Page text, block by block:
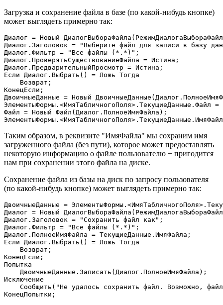
Загрузка и сохранение файла в базе (по какой-нибудь кнопке)
может выглядеть примерно так:
Диалог = Новый
Диалог.Заголовок = "Выберите файл для записи в базу
Диалог.Фильтр = "Все файлы (*.*)";
Диалог.ПроверятьСуществованиеФайла = Истина;
Диалог.ПредварительныйПросмотр = Истина;
Если Диалог.Выбрать() = Ложь Тогда
    Возврат;
КонецЕсли;
ДвоичныеДанные = Новый
ЭлементыФормы.<ИмяТабличногоПоля>.ТекущиеДанные.Файл
Файл = Новый Файл(Диалог.ПолноеИмяФайла);
Таким образом, в реквизите "ИмяФайла" мы сохраним имя
загруженного файла (без пути), которое может предоставлять
некоторую информацию о файле пользователю + пригодится
нам при сохранении этого файла на диске.
Сохранение файла из базы на диск по запросу пользователя
(по какой-нибудь кнопке) может выглядеть примерно так:
ДвоичныеДанные =
Диалог = Новый
Диалог.Заголовок = "Сохранить файл как";
Диалог.Фильтр = "Все файлы (*.*)";
Диалог.ПолноеИмяФайла = ТекущиеДанные.ИмяФайла;
Если Диалог.Выбрать() = Ложь Тогда
    Возврат;
КонецЕсли;
Попытка
    ДвоичныеДанные.Записать(Диалог.ПолноеИмяФайла);
Исключение
Сообщить("Не удалось сохранить файл. Возможно,
КонецПопытки;